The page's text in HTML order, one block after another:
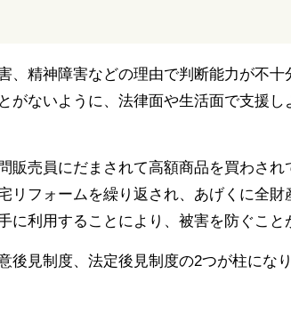
、精神障害などの理由で判断能力が不十
がないように、法律面や生活面で支援
販売員にだまされて高額商品を買わさ
リフォームを繰り返され、あげくに全財
に利用することにより、被害を防ぐこと
見制度、法定後見制度の2つが柱になり